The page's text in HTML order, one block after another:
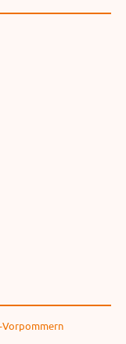
Vorpommern